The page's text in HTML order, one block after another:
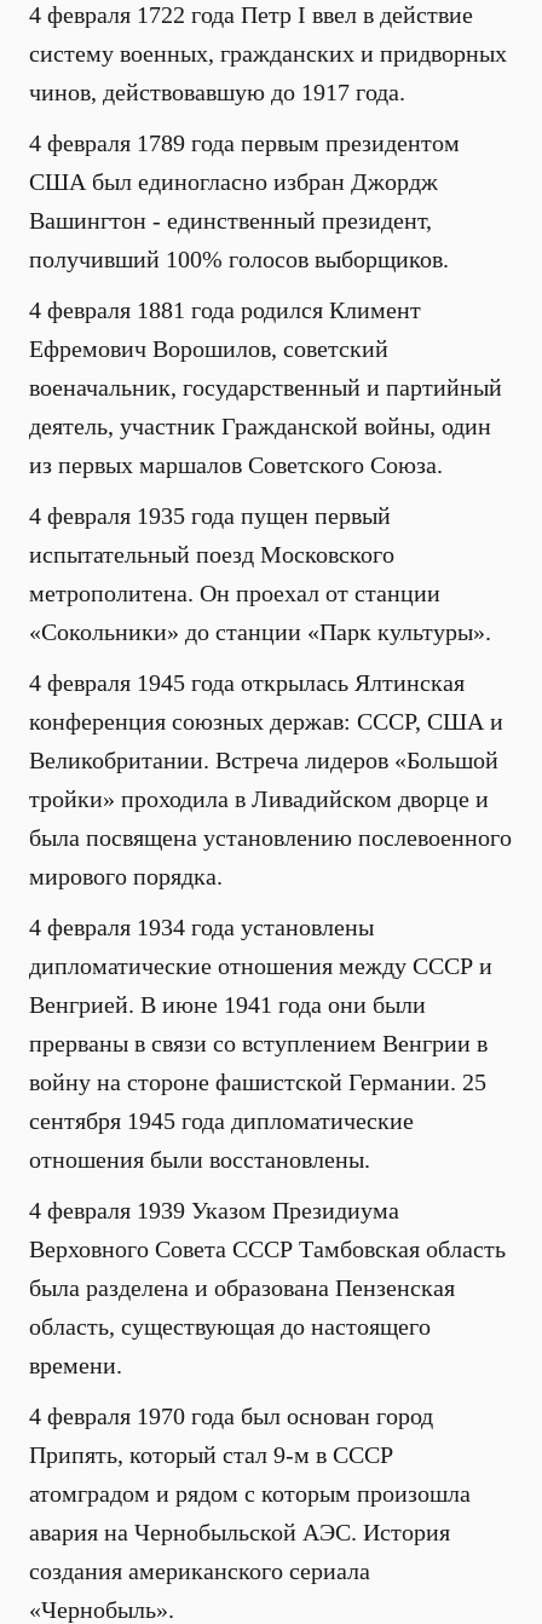
4 февраля 1722 года Петр I ввел в действие
систему военных, гражданских и придворных
чинов, действовавшую до 1917 года.
4 февраля 1789 года первым президентом
США был единогласно избран Джордж
Вашингтон - единственный президент,
получивший 100% голосов выборщиков.
4 февраля 1881 года родился Климент
Ефремович Ворошилов, советский
военачальник, государственный и партийный
деятель, участник Гражданской войны, один
из первых маршалов Советского Союза.
4 февраля 1935 года пущен первый
испытательный поезд Московского
метрополитена. Он проехал от станции
«Сокольники» до станции «Парк культуры».
4 февраля 1945 года открылась Ялтинская
конференция союзных держав: СССР, США и
Великобритании. Встреча лидеров «Большой
тройки» проходила в Ливадийском дворце и
была посвящена установлению послевоенного
мирового порядка.
4 февраля 1934 года установлены
дипломатические отношения между СССР и
Венгрией. В июне 1941 года они были
прерваны в связи со вступлением Венгрии в
войну на стороне фашистской Германии. 25
сентября 1945 года дипломатические
отношения были восстановлены.
4 февраля 1939 Указом Президиума
Верховного Совета СССР Тамбовская область
была разделена и образована Пензенская
область, существующая до настоящего
времени.
4 февраля 1970 года был основан город
Припять, который стал 9-м в СССР
атомградом и рядом с которым произошла
авария на Чернобыльской АЭС. История
создания американского сериала
«Чернобыль».